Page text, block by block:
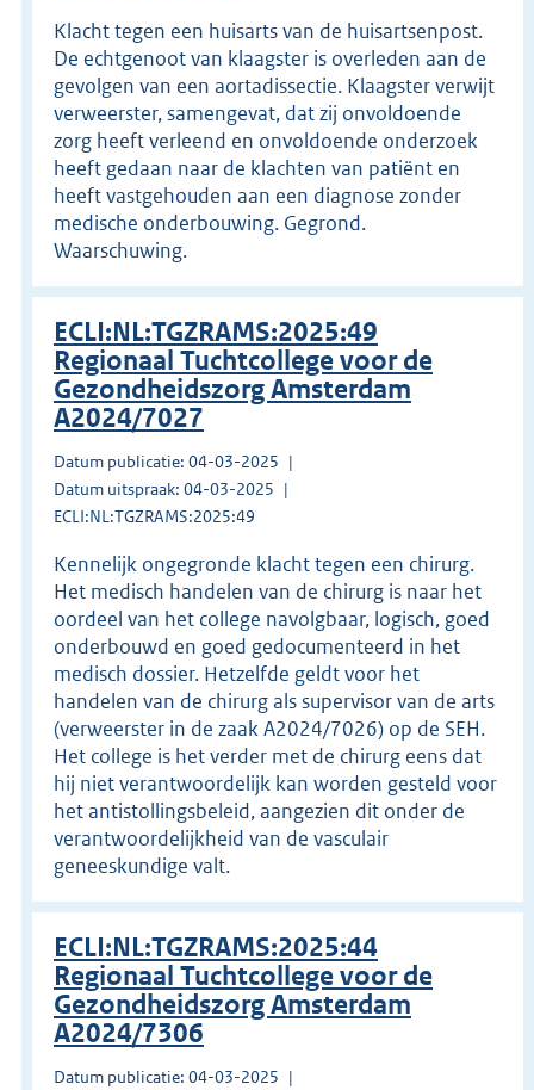
Klacht tegen een huisarts van de huisartsenpost.
De echtgenoot van klaagster is overleden aan de
gevolgen van een aortadissectie. Klaagster verwijt
verweerster, samengevat, dat zij onvoldoende
zorg heeft verleend en onvoldoende onderzoek
heeft gedaan naar de klachten van patiënt en
heeft vastgehouden aan een diagnose zonder
medische onderbouwing. Gegrond.
Waarschuwing.
ECLI:NL:TGZRAMS:2025:49
Regionaal Tuchtcollege voor de
Gezondheidszorg Amsterdam
A2024/7027
Datum publicatie: 04-03-2025
Datum uitspraak: 04-03-2025
ECLI:NL:TGZRAMS:2025:49
Kennelijk ongegronde klacht tegen een chirurg.
Het medisch handelen van de chirurg is naar het
oordeel van het college navolgbaar, logisch, goed
onderbouwd en goed gedocumenteerd in het
medisch dossier. Hetzelfde geldt voor het
handelen van de chirurg als supervisor van de arts
(verweerster in de zaak A2024/7026) op de SEH.
Het college is het verder met de chirurg eens dat
hij niet verantwoordelijk kan worden gesteld voor
het antistollingsbeleid, aangezien dit onder de
verantwoordelijkheid van de vasculair
geneeskundige valt.
ECLI:NL:TGZRAMS:2025:44
Regionaal Tuchtcollege voor de
Gezondheidszorg Amsterdam
A2024/7306
Datum publicatie: 04-03-2025